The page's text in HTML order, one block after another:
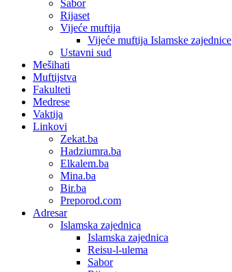
Sabor
Rijaset
Vijeće muftija
Vijeće muftija Islamske zajednice
Ustavni sud
Mešihati
Muftijstva
Fakulteti
Medrese
Vaktija
Linkovi
Zekat.ba
Hadziumra.ba
Elkalem.ba
Mina.ba
Bir.ba
Preporod.com
Adresar
Islamska zajednica
Islamska zajednica
Reisu-l-ulema
Sabor